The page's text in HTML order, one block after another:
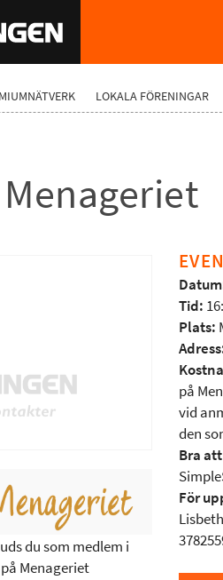
LOKALA FÖRENINGAR
du som medlem i
Menageriet
Tid:
Plats:
på
vid
den
Bra
För